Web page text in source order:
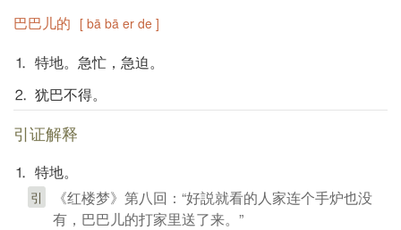
巴巴儿的 [ bā bā er de ]
⒈ 特地。急忙，急迫。
⒉ 犹巴不得。
引证解释
⒈ 特地。
引
《红楼梦》第八回：“好説就看的人家连个手炉也没
有，巴巴儿的打家里送了来。”